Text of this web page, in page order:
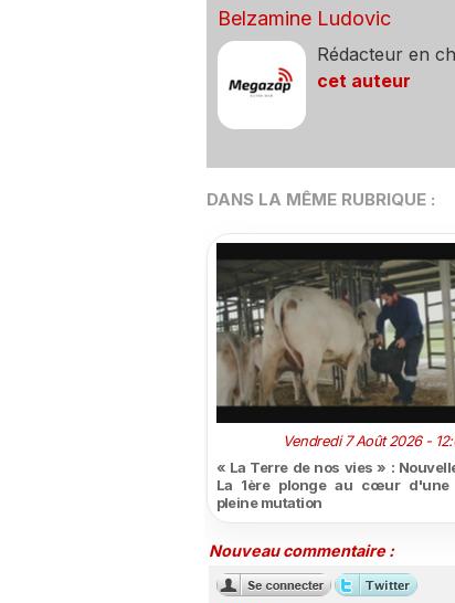
Belzamine Ludovic
Rédacteur en
cet auteur
DANS LA MÊME RUBRIQUE :
Vendredi 7 Août 2026 -
« La Terre de nos vies » :
La 1ère plonge au cœur d'une
pleine mutation
Nouveau commentaire :